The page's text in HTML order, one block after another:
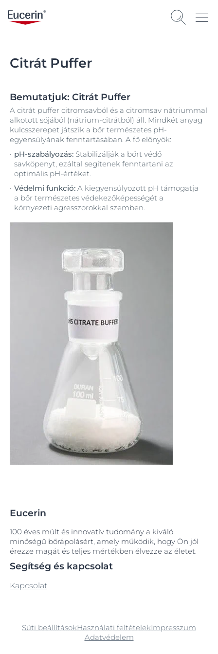
Citrát Puffer
Bemutatjuk: Citrát Puffer
A citrát puffer citromsavból és a citromsav nátriummal
alkotott sójából (nátrium-citrátból) áll. Mindkét anyag
kulcsszerepet játszik a bőr természetes pH-
egyensúlyának fenntartásában. A fő előnyök:
pH-szabályozás: Stabilizálják a bőrt védő
savköpenyt, ezáltal segítenek fenntartani az
optimális pH-értéket.
Védelmi funkció: A kiegyensúlyozott pH támogatja
a bőr természetes védekezőképességét a
környezeti agresszorokkal szemben.
Eucerin
100 éves múlt és innovatív tudomány a kiváló
minőségű bőrápolásért, amely működik, hogy Ön jól
érezze magát és teljes mértékben élvezze az életet.
Segítség és kapcsolat
Kapcsolat
Süti beállításokHasználati feltételekImpresszum
Adatvédelem